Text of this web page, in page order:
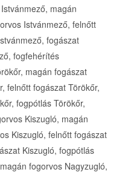
magán
Istvánmező, felnőtt
fogászat
fogfehérítés
magán fogászat
felnőtt fogászat Törökőr,
fogpótlás Törökőr,
Kiszugló, magán
Kiszugló, felnőtt fogászat
Kiszugló, fogpótlás
fogorvos Nagyzugló,